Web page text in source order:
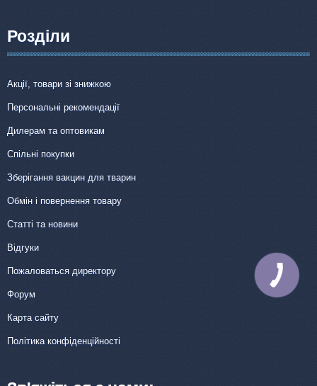
Розділи
Акції, товари зі знижкою
Персональні рекомендації
Дилерам та оптовикам
Спільні покупки
Зберігання вакцин для тварин
Обмін і повернення товару
Статті та новини
Відгуки
Пожаловаться директору
Форум
Карта сайту
Політика конфіденційності
КНОПКА
ЗВ'ЯЗКУ